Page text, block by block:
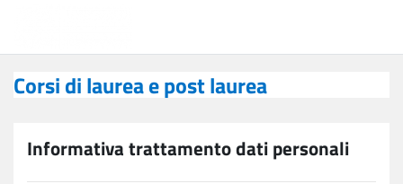
Corsi di laurea e post laurea
Informativa trattamento dati personali